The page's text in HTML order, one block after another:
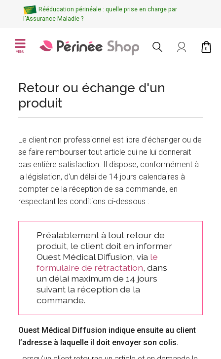
Rééducation périnéale : quelle prise en charge par
l'Assurance Maladie ?
MENU
0
Retour ou échange d'un
produit
Le client non professionnel est libre d'échanger ou de
se faire rembourser tout article qui ne lui donnerait
pas entière satisfaction. Il dispose, conformément à
la législation, d'un délai de 14 jours calendaires à
compter de la réception de sa commande, en
respectant les conditions ci-dessous :
Préalablement à tout retour de
produit, le client doit en informer
Ouest Médical Diffusion, via le
formulaire de rétractation, dans
un délai maximum de 14 jours
suivant la réception de la
commande.
Ouest Médical Diffusion indique ensuite au client
l’adresse à laquelle il doit envoyer son colis.